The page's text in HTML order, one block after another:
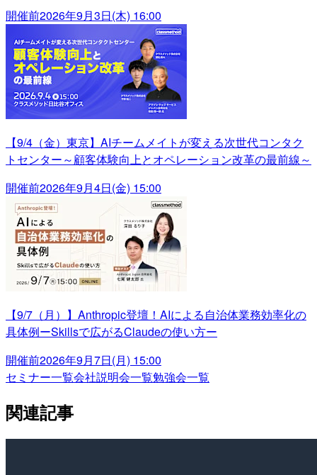
開催前2026年9月3日(木) 16:00
【9/4（金）東京】AIチームメイトが変える次世代コンタク
トセンター～顧客体験向上とオペレーション改革の最前線～
開催前2026年9月4日(金) 15:00
【9/7（月）】Anthropic登壇！AIによる自治体業務効率化の
具体例ーSkillsで広がるClaudeの使い方ー
開催前2026年9月7日(月) 15:00
セミナー一覧会社説明会一覧勉強会一覧
関連記事